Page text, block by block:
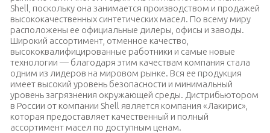
Shell, поскольку она занимается производством и продажей
высококачественных синтетических масел. По всему миру
расположены ее официальные дилеры, офисы и заводы.
Широкий ассортимент, отменное качество,
высококвалифицированные работники и самые новые
технологии — благодаря этим качествам компания стала
одним из лидеров на мировом рынке. Вся ее продукция
имеет высокий уровень безопасности и минимальный
уровень загрязнения окружающей среды. Дистрибьютором
в России от компании Shell является компания «Лакирис»,
которая предоставляет качественный и полный
ассортимент масел по доступным ценам.